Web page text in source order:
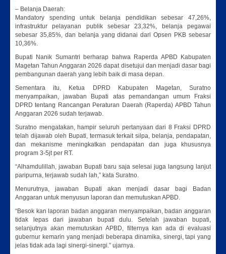
– Belanja Daerah:
Mandatory spending untuk belanja pendidikan sebesar 47,26%,
infrastruktur pelayanan publik sebesar 23,32%, belanja pegawai
sebesar 35,85%, dan belanja yang didanai dari Opsen PKB sebesar
10,36%.
Bupati Nanik Sumantri berharap bahwa Raperda APBD Kabupaten
Magetan Tahun Anggaran 2026 dapat disetujui dan menjadi dasar bagi
pembangunan daerah yang lebih baik di masa depan.
Sementara itu, Ketua DPRD Kabupaten Magetan, Suratno
menyampaikan, jawaban Bupati atas pemandangan umum Fraksi
DPRD tentang Rancangan Peraturan Daerah (Raperda) APBD Tahun
Anggaran 2026 sudah terjawab.
Suratno mengatakan, hampir seluruh pertanyaan dari 8 Fraksi DPRD
telah dijawab oleh Bupati, termasuk terkait silpa, belanja, pendapatan,
dan mekanisme meningkatkan pendapatan dan juga khususnya
program 3-5jt per RT.
“Alhamdulillah, jawaban Bupati baru saja selesai juga langsung lanjut
paripurna, terjawab sudah lah,” kata Suratno.
Menurutnya, jawaban Bupati akan menjadi dasar bagi Badan
Anggaran untuk menyusun laporan dan memutuskan APBD.
“Besok kan laporan badan anggaran menyampaikan, badan anggaran
tidak lepas dari jawaban bupati dulu. Setelah jawaban bupati,
selanjutnya akan memutuskan APBD, filternya kan ada di evaluasi
gubernur kemarin yang menjadi beberapa dinamika, sinergi, tapi yang
jelas tidak ada lagi sinergi-sinergi.” ujarnya.